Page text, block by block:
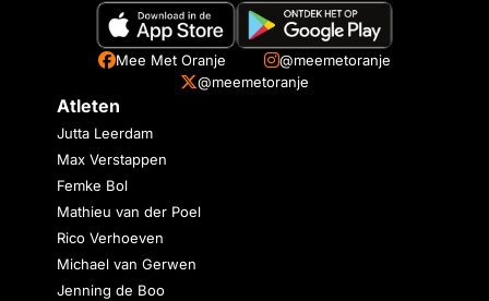
Mee Met Oranje
@meemetoranje
@meemetoranje
Atleten
Jutta Leerdam
Max Verstappen
Femke Bol
Mathieu van der Poel
Rico Verhoeven
Michael van Gerwen
Jenning de Boo